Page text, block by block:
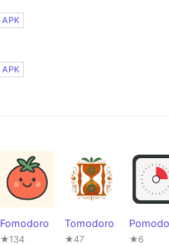
APK
APK
Fomodoro
★134
Tomodoro
★47 ★6